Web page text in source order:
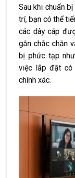
Sau khi chuẩn
trí, bạn có thể
các dây cáp
gắn chắc chắn
bị phức tạp
việc lắp đặt có
chính xác.